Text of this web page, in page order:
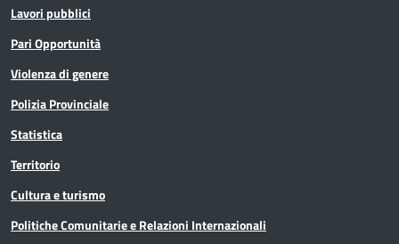
Lavori pubblici
Pari Opportunità
Violenza di genere
Polizia Provinciale
Statistica
Territorio
Cultura e turismo
Politiche Comunitarie e Relazioni Internazionali